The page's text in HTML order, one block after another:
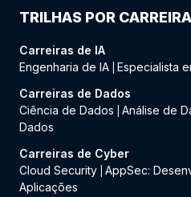
TRILHAS POR CARREIRA
Carreiras de IA
Engenharia de IA Especialista
Carreiras de Dados
Ciência de Dados
Análise de
Dados
Carreiras de Cyber
Cloud Security AppSec:
Aplicações